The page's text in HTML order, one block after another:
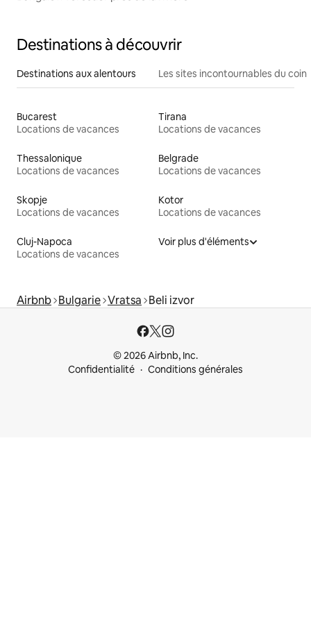
Destinations à découvrir
Destinations aux alentours Les sites incontournables du coin
Bucarest
Locations de vacances
Tirana
Locations de vacances
Thessalonique
Locations de vacances
Belgrade
Locations de vacances
Skopje
Locations de vacances
Kotor
Locations de vacances
Cluj-Napoca
Locations de vacances
Voir plus d'éléments
Airbnb Bulgarie Vratsa Beli izvor
© 2026 Airbnb, Inc.
Confidentialité
Conditions générales